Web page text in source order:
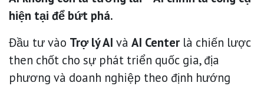
hiện tại để bứt phá.
Đầu tư vào Trợ lý AI và AI Center là chiến lược
then chốt cho sự phát triển quốc gia, địa
phương và doanh nghiệp theo định hướng